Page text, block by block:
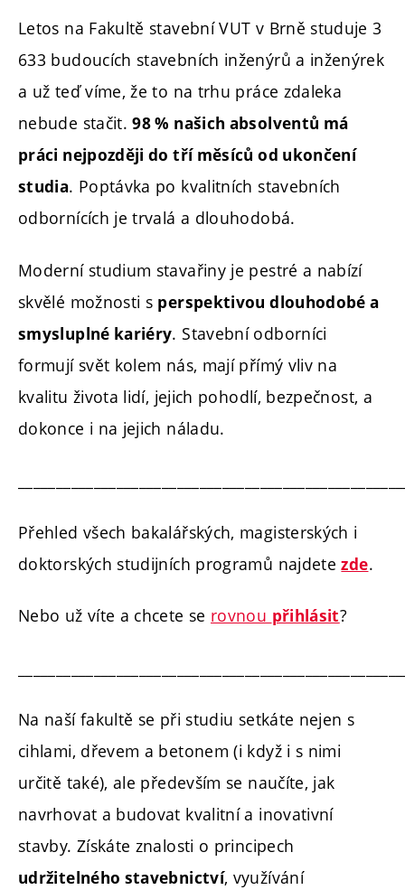
Letos na Fakultě stavební VUT v Brně studuje 3
633 budoucích stavebních inženýrů a inženýrek
a už teď víme, že to na trhu práce zdaleka
nebude stačit.98 % našich absolventů má
práci nejpozději do tří měsíců od ukončení
studia. Poptávka po kvalitních stavebních
odbornících je trvalá a dlouhodobá.
Moderní studium stavařiny je pestré a nabízí
skvělé možnosti s perspektivou dlouhodobé a
smysluplné kariéry. Stavební odborníci
formují svět kolem nás, mají přímý vliv na
kvalitu života lidí, jejich pohodlí, bezpečnost, a
dokonce i na jejich náladu.
Přehled všech bakalářských, magisterských i
doktorských studijních programů najdetezde.
Nebo už víte a chcete se rovnou přihlásit?
Na naší fakultě se při studiu setkáte nejen s
cihlami, dřevem a betonem (i když i s nimi
určitě také), ale především se naučíte, jak
navrhovat a budovat kvalitní a inovativní
stavby. Získáte znalosti o principech
udržitelného stavebnictví, využívání